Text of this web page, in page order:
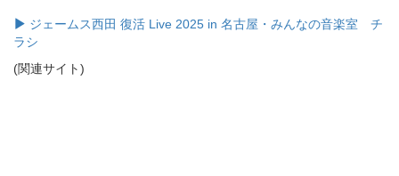
ジェームス西田 復活 Live 2025 in 名古屋・みんなの音楽室 チ
ラシ
(関連サイト)